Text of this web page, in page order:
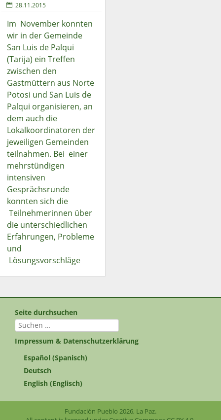
28.11.2015
Im November konnten
wir in der Gemeinde
San Luis de Palqui
(Tarija) ein Treffen
zwischen den
Gastmüttern aus Norte
Potosi und San Luis de
Palqui organisieren, an
dem auch die
Lokalkoordinatoren der
jeweiligen Gemeinden
teilnahmen. Bei einer
mehrstündigen
intensiven
Gesprächsrunde
konnten sich die
Teilnehmerinnen über
die unterschiedlichen
Erfahrungen, Probleme
und
Lösungsvorschläge
Seite durchsuchen
Suchen
nach:
Impressum & Datenschutzerklärung
Español (Spanisch)
Deutsch
English (Englisch)
Fundación Pueblo 2026, La Paz.